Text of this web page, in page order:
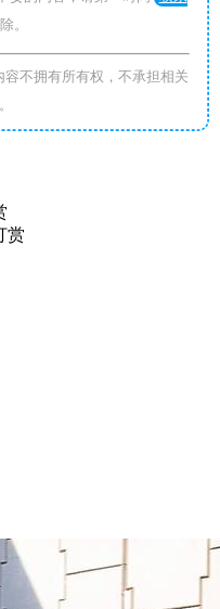
。
不拥有所有权，不承担相关
赏